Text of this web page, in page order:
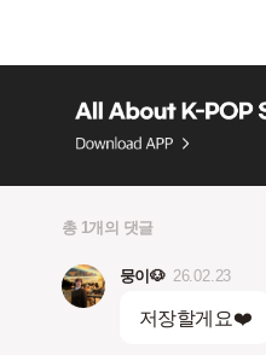
총 1개의 댓글
뭉이🐶 26.02.23
저장할게요❤️